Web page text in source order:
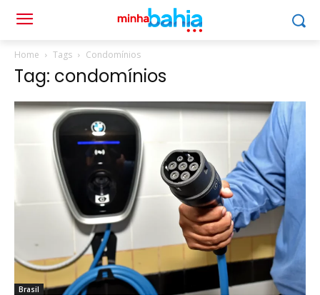
Home Tags Condomínios
Tag: condomínios
Brasil